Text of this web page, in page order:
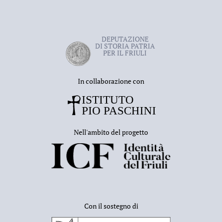
DEPUTAZIONE
DI STORIA PATRIA
PER IL FRIULI
In collaborazione con
Nell'ambito del progetto
Con il sostegno di